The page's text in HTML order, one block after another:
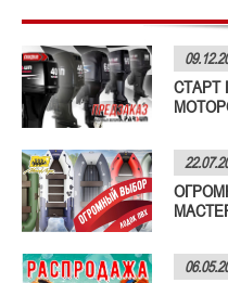
СТАРТ